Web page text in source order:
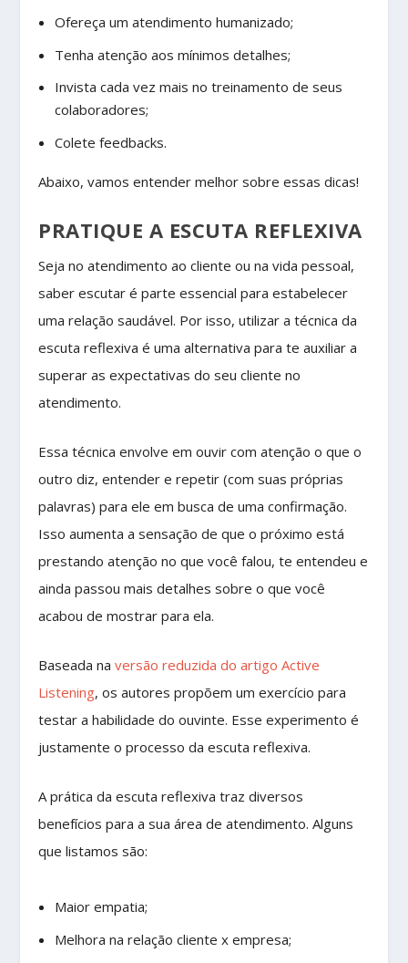
Ofereça um atendimento humanizado;
Tenha atenção aos mínimos detalhes;
Invista cada vez mais no treinamento de seus
colaboradores;
Colete feedbacks.
Abaixo, vamos entender melhor sobre essas dicas!
PRATIQUE A ESCUTA REFLEXIVA
Seja no atendimento ao cliente ou na vida pessoal,
saber escutar é parte essencial para estabelecer
uma relação saudável. Por isso, utilizar a técnica da
escuta reflexiva é uma alternativa para te auxiliar a
superar as expectativas do seu cliente no
atendimento.
Essa técnica envolve em ouvir com atenção o que o
outro diz, entender e repetir (com suas próprias
palavras) para ele em busca de uma confirmação.
Isso aumenta a sensação de que o próximo está
prestando atenção no que você falou, te entendeu e
ainda passou mais detalhes sobre o que você
acabou de mostrar para ela.
Baseada naversão reduzida do artigo Active
Listening, os autores propõem um exercício para
testar a habilidade do ouvinte. Esse experimento é
justamente o processo da escuta reflexiva.
A prática da escuta reflexiva traz diversos
benefícios para a sua área de atendimento. Alguns
que listamos são:
Maior empatia;
Melhora na relação cliente x empresa;